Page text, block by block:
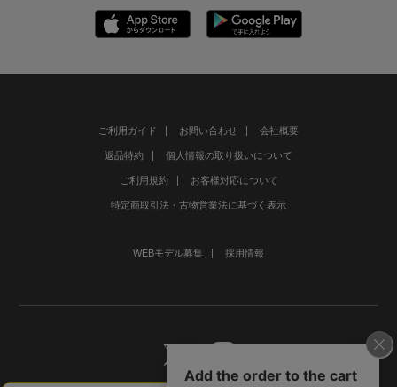
ご利用ガイド お問い合わせ 会社概要
返品特約 個人情報の取り扱いについて
ご利用規約 お客様対応について
特定商取引法・古物営業法に基づく表示
WEBモデル募集 採用情報